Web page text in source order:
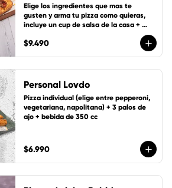
Elige los ingredientes que mas te
gusten y arma tu pizza como quieras,
incluye un cup de salsa de la casa +
$9.490
Personal Lovdo
Pizza individual (elige entre pepperoni,
vegetariana, napolitana) + 3 palos de
ajo + bebida de 350 cc
$6.990